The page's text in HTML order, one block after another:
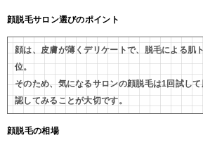
顔脱毛サロン選びのポイント
顔は、皮膚が薄くデリケートで、脱毛による肌
位。
そのため、気になるサロンの顔脱毛は1回試し
認してみることが大切です。
顔脱毛の相場